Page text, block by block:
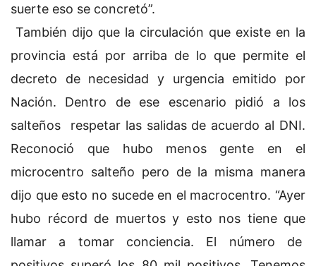
suerte eso se concretó”.
También dijo que la circulación que existe en la
provincia está por arriba de lo que permite el
decreto de necesidad y urgencia emitido por
Nación. Dentro de ese escenario pidió a los
salteños respetar las salidas de acuerdo al DNI.
Reconoció que hubo menos gente en el
microcentro salteño pero de la misma manera
dijo que esto no sucede en el macrocentro. “Ayer
hubo récord de muertos y esto nos tiene que
llamar a tomar conciencia. El número de